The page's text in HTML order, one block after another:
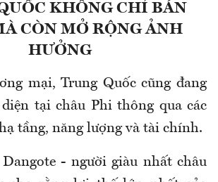
KHÔNG CHỈ BÁN
CÒN MỞ RỘNG ẢNH
HƯỞNG
mại, Trung Quốc cũng đang
tại châu Phi thông qua các
tầng, năng lượng và tài chính.
- người giàu nhất châu